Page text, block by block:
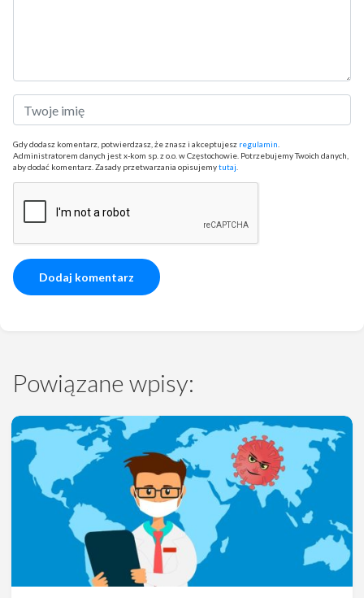
Gdy dodasz komentarz, potwierdzasz, że znasz i akceptujesz regulamin
Administratorem danych jest x-kom sp. z o.o. w Częstochowie. Potrzebujemy Twoich danych,
aby dodać komentarz. Zasady przetwarzania opisujemytutaj
Powiązane wpisy: